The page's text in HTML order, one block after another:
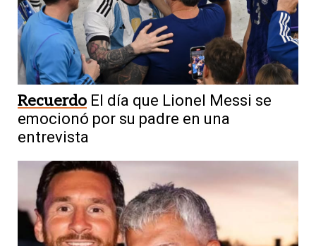
Recuerdo El día que Lionel Messi se
emocionó por su padre en una
entrevista